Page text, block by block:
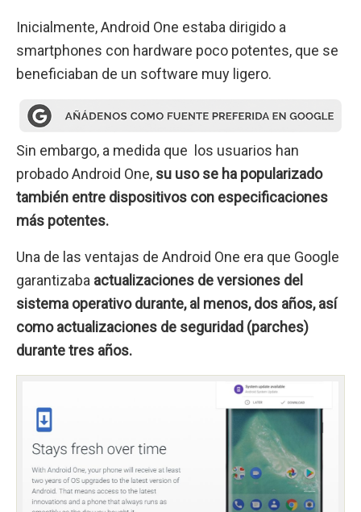
Inicialmente, Android One estaba dirigido a
smartphones con hardware poco potentes, que se
beneficiaban de un software muy ligero.
Sin embargo, a medida que los usuarios han
probado Android One, su uso se ha popularizado
también entre dispositivos con especificaciones
más potentes.
Una de las ventajas de Android One era que Google
garantizaba actualizaciones de versiones del
sistema operativo durante, al menos, dos años, así
como actualizaciones de seguridad (parches)
durante tres años.